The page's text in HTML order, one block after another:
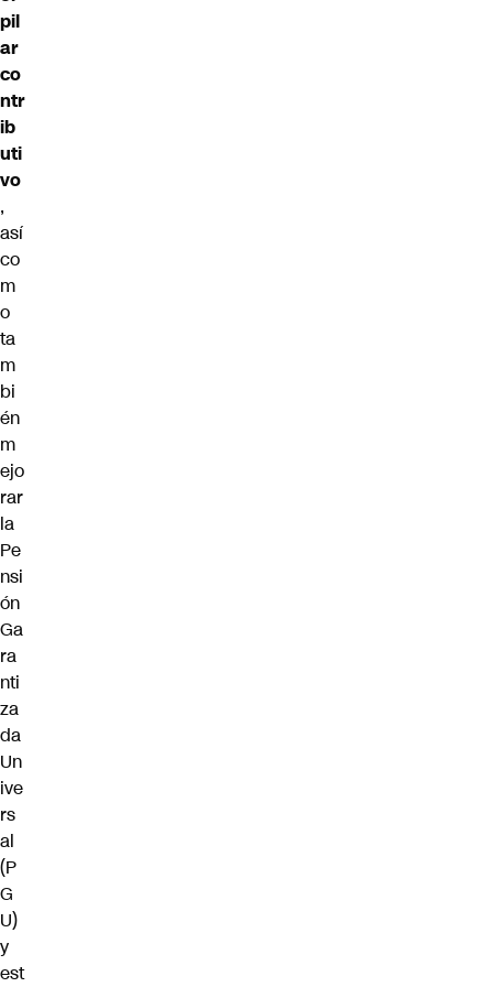
pil
ar
co
ntr
ib
uti
vo
,
así
co
m
o
ta
m
bi
én
m
ejo
rar
la
Pe
nsi
ón
Ga
ra
nti
za
da
Un
ive
rs
al
(P
G
U)
y
est